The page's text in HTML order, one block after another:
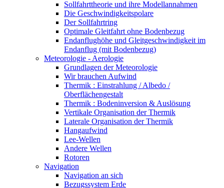
Sollfahrttheorie und ihre Modellannahmen
Die Geschwindigkeitspolare
Der Sollfahrtring
Optimale Gleitfahrt ohne Bodenbezug
Endanflughöhe und Gleitgeschwindigkeit im
Endanflug (mit Bodenbezug)
Meteorologie - Aerologie
Grundlagen der Meteorologie
Wir brauchen Aufwind
Thermik : Einstrahlung / Albedo /
Oberflächengestalt
Thermik : Bodeninversion & Auslösung
Vertikale Organisation der Thermik
Laterale Organisation der Thermik
Hangaufwind
Lee-Wellen
Andere Wellen
Rotoren
Navigation
Navigation an sich
Bezugssystem Erde